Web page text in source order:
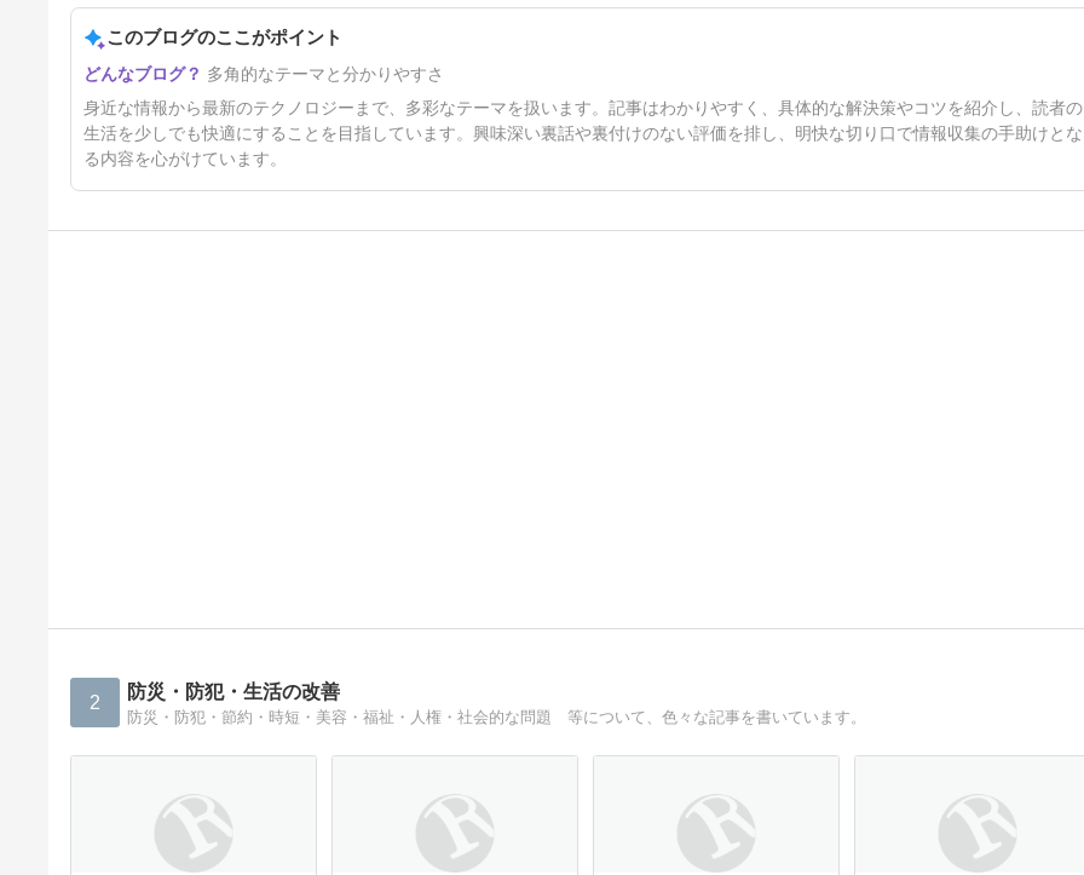
車のバッテリー交換時のバック
アップ電源
67日前
このブログのここがポイント
多角的なテーマと分かりやすさ
身近な情報から最新のテクノロジーまで、多彩なテーマを扱います。記事はわかりやすく、具体的な解決策やコツを紹介し、読者の
生活を少しでも快適にすることを目指しています。興味深い裏話や裏付けのない評価を排し、明快な切り口で情報収集の手助けとな
る内容を心がけています。
2 防災・防犯・生活の改善
防災・防犯・節約・時短・美容・福祉・人権・社会的な問題 等について、色々な記事を書いています。